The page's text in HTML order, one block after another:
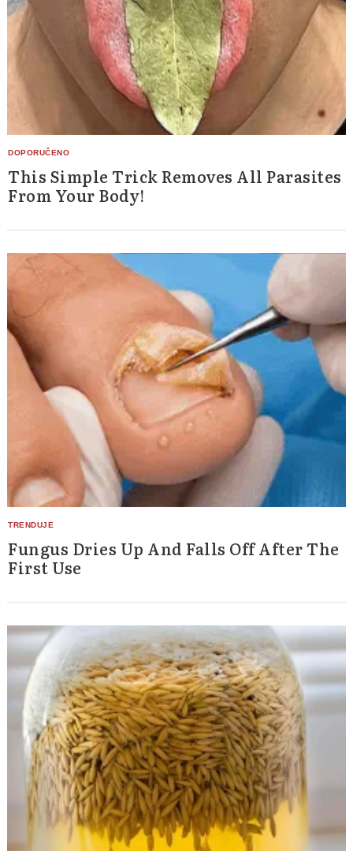
This Simple Trick Removes All Parasites
From Your Body!
Fungus Dries Up And Falls Off After The
First Use
Search